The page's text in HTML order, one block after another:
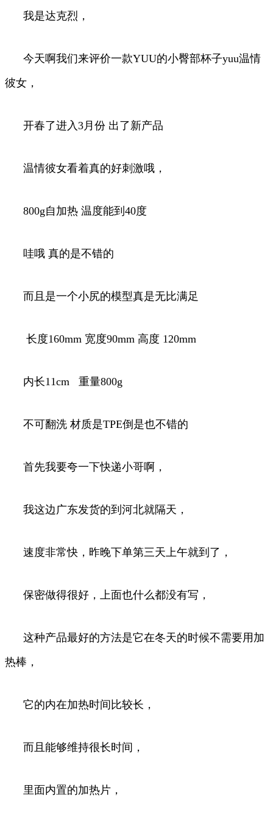
我是达克烈，
今天啊我们来评价一款YUU的小臀部杯子yuu温情
彼女，
开春了进入3月份 出了新产品
温情彼女看着真的好刺激哦，
800g自加热 温度能到40度
哇哦 真的是不错的
而且是一个小尻的模型真是无比满足
长度160mm 宽度90mm 高度 120mm
内长11cm 重量800g
不可翻洗 材质是TPE倒是也不错的
首先我要夸一下快递小哥啊，
我这边广东发货的到河北就隔天，
速度非常快，昨晚下单第三天上午就到了，
保密做得很好，上面也什么都没有写，
这种产品最好的方法是它在冬天的时候不需要用加
热棒，
它的内在加热时间比较长，
而且能够维持很长时间，
里面内置的加热片，